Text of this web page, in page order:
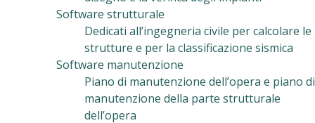
Software strutturale
Dedicati all’ingegneria civile per calcolare le
strutture e per la classificazione sismica
Software manutenzione
Piano di manutenzione dell’opera e piano di
manutenzione della parte strutturale
dell’opera